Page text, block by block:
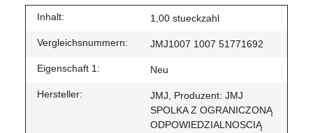
Inhalt: 1,00 stueckzahl
Vergleichsnummern: JMJ1007 1007 51771692
Eigenschaft 1: Neu
Hersteller:
JMJ, Produzent: JMJ
SPOLKA Z OGRANICZONĄ
ODPOWIEDZIALNOSCIĄ